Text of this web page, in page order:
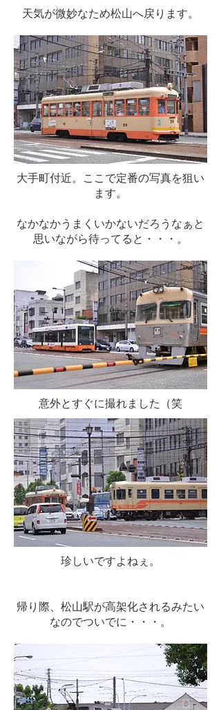
天気が微妙なため松山へ戻ります。
大手町付近。ここで定番の写真を狙い
ます。
なかなかうまくいかないだろうなぁと
思いながら待ってると・・・。
意外とすぐに撮れました（笑
珍しいですよねぇ。
帰り際、松山駅が高架化されるみたい
なのでついでに・・・。